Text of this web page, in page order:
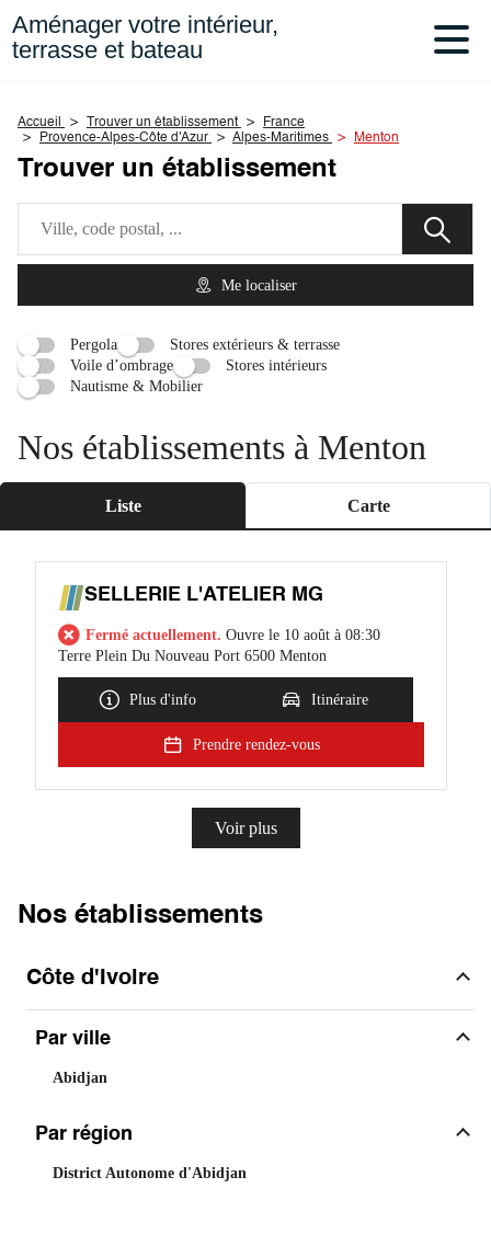
Aménager votre intérieur,
terrasse et bateau
Accueil Trouver un établissement
France
Provence-Alpes-Côte d'Azur
Alpes-Maritimes Menton
Trouver un établissement
Me localiser
Pergola
Stores extérieurs & terrasse
Voile d’ombrage
Stores intérieurs
Nautisme & Mobilier
Nos établissements à Menton
Liste Carte
SELLERIE L'ATELIER MG
Fermé actuellement. Ouvre le 10 août à 08:30
Terre Plein Du Nouveau Port 6500 Menton
Plus d'info Itinéraire
Prendre rendez-vous
Voir plus
Nos établissements
Côte d'Ivoire
Par ville
Abidjan
Par région
District Autonome d'Abidjan